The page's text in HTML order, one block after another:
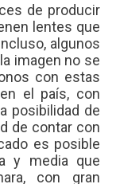
de producir
lentes que
algunos
imagen no se
con estas
el país, con
posibilidad de
de contar con
es posible
y media que
con gran